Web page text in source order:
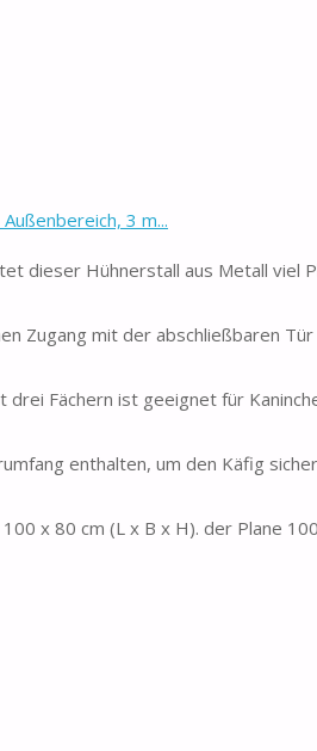
3 m...
dieser Hühnerstall aus Metall viel
Zugang mit der abschließbaren
Fächern ist geeignet für
enthalten, um den Käfig
x 80 cm (L x B x H). der Plane